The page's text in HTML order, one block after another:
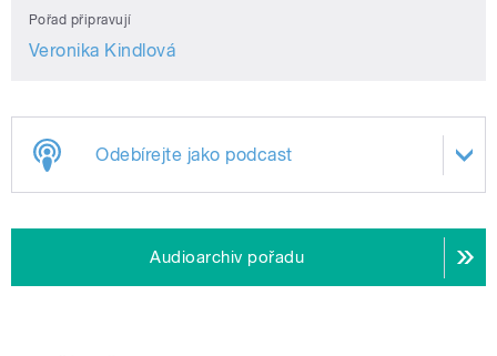
Pořad připravují
Veronika Kindlová
Odebírejte jako podcast
Audioarchiv pořadu